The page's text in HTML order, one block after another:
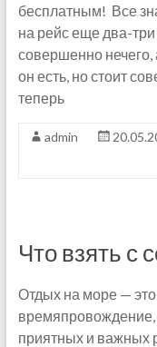
бесплатным! Все
на рейс еще два-
совершенно нечего,
он есть, но стоит
теперь
admin
Что взять с
Отдых на море —
времяпровождение,
приятных и важных